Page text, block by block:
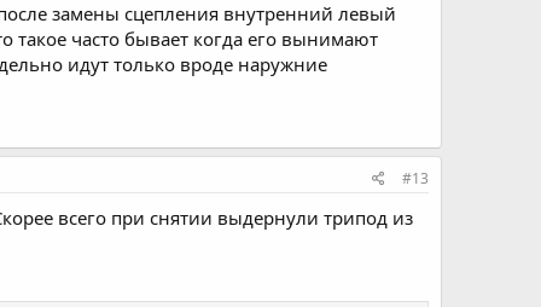
замены сцепления внутренний левый
такое часто бывает когда его вынимают
идут только вроде наружние
#13
всего при снятии выдернули трипод из